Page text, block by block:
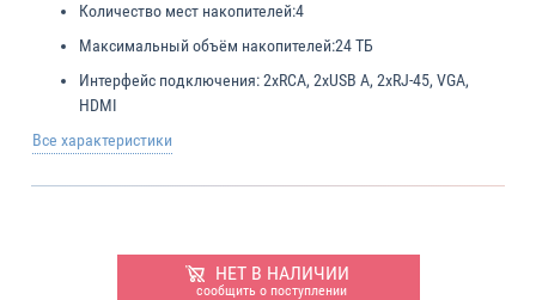
Количество мест накопителей:4
Максимальный объём накопителей:24 ТБ
Интерфейс подключения:2xRCA, 2xUSB A, 2xRJ-45, VGA,
HDMI
Все характеристики
НЕТ В НАЛИЧИИ
сообщить о поступлении